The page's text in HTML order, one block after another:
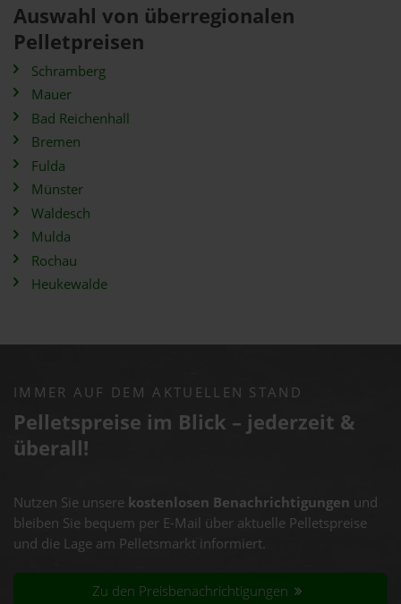
Auswahl von überregionalen
Pelletpreisen
Schramberg
Mauer
Bad Reichenhall
Bremen
Fulda
Münster
Waldesch
Mulda
Rochau
Heukewalde
IMMER AUF DEM AKTUELLEN STAND
Pelletspreise im Blick – jederzeit &
überall!
Nutzen Sie unsere kostenlosen Benachrichtigungen und
bleiben Sie bequem per E-Mail über aktuelle Pelletspreise
und die Lage am Pelletsmarkt informiert.
Zu den Preisbenachrichtigungen